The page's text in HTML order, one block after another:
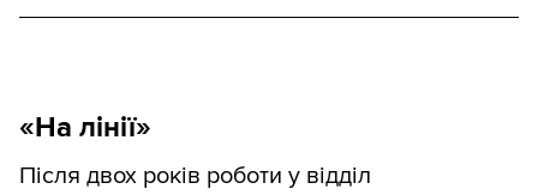
«На лінії»
Після двох років роботи у відділ